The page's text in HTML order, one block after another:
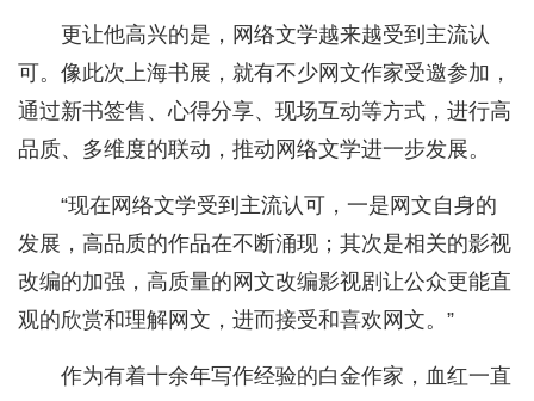
更让他高兴的是，网络文学越来越受到主流认
可。像此次上海书展，就有不少网文作家受邀参加，
通过新书签售、心得分享、现场互动等方式，进行高
品质、多维度的联动，推动网络文学进一步发展。
“现在网络文学受到主流认可，一是网文自身的
发展，高品质的作品在不断涌现；其次是相关的影视
改编的加强，高质量的网文改编影视剧让公众更能直
观的欣赏和理解网文，进而接受和喜欢网文。”
作为有着十余年写作经验的白金作家，血红一直